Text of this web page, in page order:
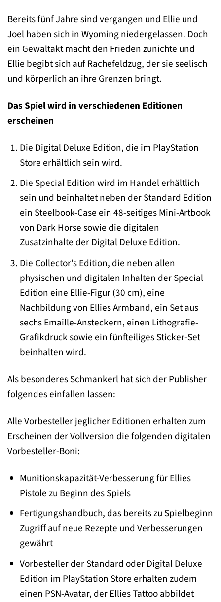
Bereits fünf Jahre sind vergangen und Ellie und
Joel haben sich in Wyoming niedergelassen. Doch
ein Gewaltakt macht den Frieden zunichte und
Ellie begibt sich auf Rachefeldzug, der sie seelisch
und körperlich an ihre Grenzen bringt.
Das Spiel wird in verschiedenen Editionen
erscheinen
Die Digital Deluxe Edition, die im PlayStation
Store erhältlich sein wird.
Die Special Edition wird im Handel erhältlich
sein und beinhaltet neben der Standard Edition
ein Steelbook-Case ein 48-seitiges Mini-Artbook
von Dark Horse sowie die digitalen
Zusatzinhalte der Digital Deluxe Edition.
Die Collector’s Edition, die neben allen
physischen und digitalen Inhalten der Special
Edition eine Ellie-Figur (30 cm), eine
Nachbildung von Ellies Armband, ein Set aus
sechs Emaille-Ansteckern, einen Lithografie-
Grafikdruck sowie ein fünfteiliges Sticker-Set
beinhalten wird.
Als besonderes Schmankerl hat sich der Publisher
folgendes einfallen lassen:
Alle Vorbesteller jeglicher Editionen erhalten zum
Erscheinen der Vollversion die folgenden digitalen
Vorbesteller-Boni:
Munitionskapazität-Verbesserung für Ellies
Pistole zu Beginn des Spiels
Fertigungshandbuch, das bereits zu Spielbeginn
Zugriff auf neue Rezepte und Verbesserungen
gewährt
Vorbesteller der Standard oder Digital Deluxe
Edition im PlayStation Store erhalten zudem
einen PSN-Avatar, der Ellies Tattoo abbildet